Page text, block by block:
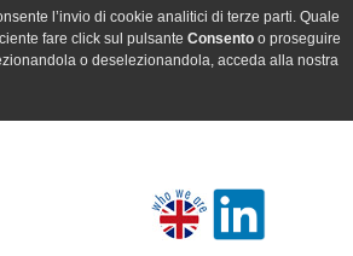
l’invio di cookie analitici di terze parti. Quale
fare click sul pulsante Consentoo proseguire
o deselezionandola, acceda alla nostra